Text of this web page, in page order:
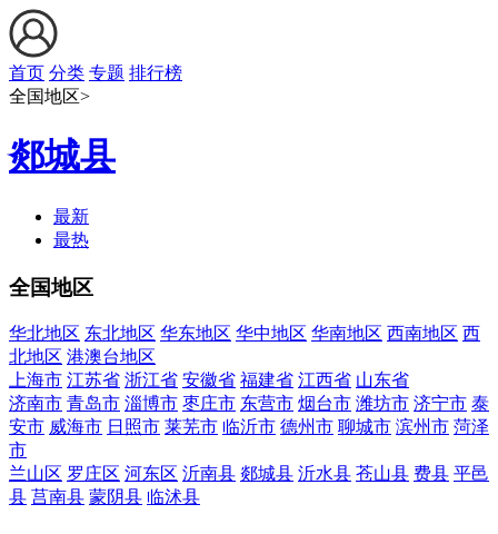
首页 分类 专题 排行榜
全国地区>
郯城县
最新
最热
全国地区
华北地区 东北地区 华东地区 华中地区 华南地区 西南地区 西
北地区 港澳台地区
上海市 江苏省 浙江省 安徽省 福建省 江西省 山东省
济南市 青岛市 淄博市 枣庄市 东营市 烟台市 潍坊市 济宁市 泰
安市 威海市 日照市 莱芜市 临沂市 德州市 聊城市 滨州市 菏泽
市
兰山区 罗庄区 河东区 沂南县 郯城县 沂水县 苍山县 费县 平邑
县 莒南县 蒙阴县 临沭县